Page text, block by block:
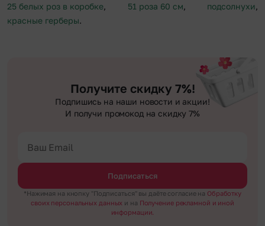
25 белых роз в коробке, 51 роза 60 см, подсолнухи,
красные герберы.
Получите скидку 7%!
Подпишись на наши новости и акции!
И получи промокод на скидку 7%
Подписаться
*Нажимая на кнопку "Подписаться" вы даёте согласие на Обработку
своих персональных данных и на Получение рекламной и иной
информации.